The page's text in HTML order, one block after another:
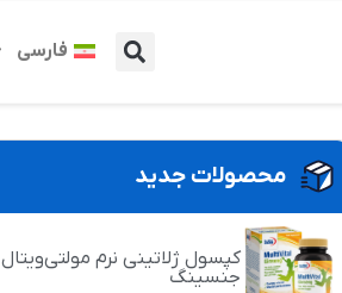
فارسی
محصولات جدید
کپسول ژلاتینی نرم مولتی‌ویتال
جنسینگ